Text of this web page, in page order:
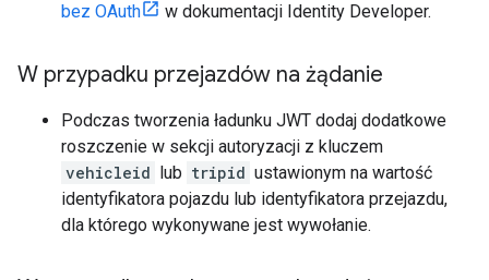
bez OAuth
w dokumentacji Identity Developer.
W przypadku przejazdów na żądanie
Podczas tworzenia ładunku JWT dodaj dodatkowe
roszczenie w sekcji autoryzacji z kluczem
vehicleid lub tripid ustawionym na wartość
identyfikatora pojazdu lub identyfikatora przejazdu,
dla którego wykonywane jest wywołanie.